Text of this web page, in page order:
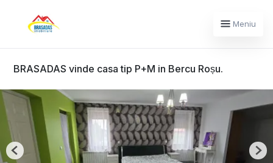
Meniu
BRASADAS vinde casa tip P+M in Bercu Roșu.
Previous